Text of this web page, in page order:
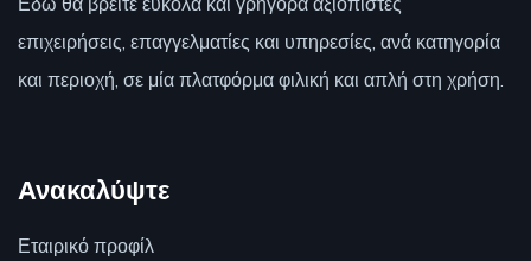
επιχειρήσεις, επαγγελματίες και υπηρεσίες, ανά κατηγορία
και περιοχή, σε μία πλατφόρμα φιλική και απλή στη χρήση.
Ανακαλύψτε
Εταιρικό προφίλ